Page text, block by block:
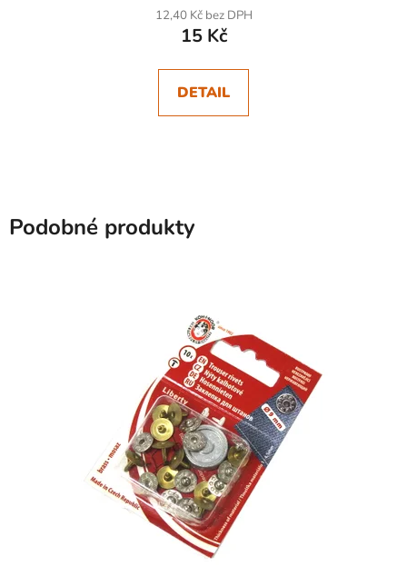
12,40 Kč bez DPH
15 Kč
DETAIL
Podobné produkty